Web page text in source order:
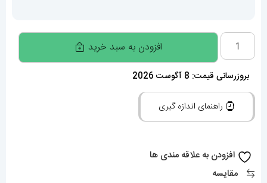
ساعت
تیسوت
زنانه
کوارتز
صفحه
افزودن به سبد خرید
بروزرسانی قیمت: 8 آگوست 2026
راهنمای اندازه گیری
افزودن به علاقه مندی ها
مقایسه